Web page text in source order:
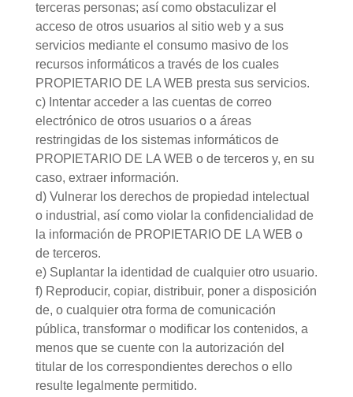
terceras personas; así como obstaculizar el
acceso de otros usuarios al sitio web y a sus
servicios mediante el consumo masivo de los
recursos informáticos a través de los cuales
PROPIETARIO DE LA WEB presta sus servicios.
c) Intentar acceder a las cuentas de correo
electrónico de otros usuarios o a áreas
restringidas de los sistemas informáticos de
PROPIETARIO DE LA WEB o de terceros y, en su
caso, extraer información.
d) Vulnerar los derechos de propiedad intelectual
o industrial, así como violar la confidencialidad de
la información de PROPIETARIO DE LA WEB o
de terceros.
e) Suplantar la identidad de cualquier otro usuario.
f) Reproducir, copiar, distribuir, poner a disposición
de, o cualquier otra forma de comunicación
pública, transformar o modificar los contenidos, a
menos que se cuente con la autorización del
titular de los correspondientes derechos o ello
resulte legalmente permitido.